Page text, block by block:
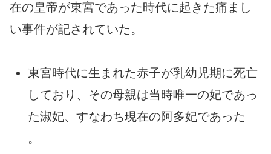
在の皇帝が東宮であった時代に起きた痛まし
い事件が記されていた。
東宮時代に生まれた赤子が乳幼児期に死亡
しており、その母親は当時唯一の妃であっ
た淑妃、すなわち現在の阿多妃であった
。